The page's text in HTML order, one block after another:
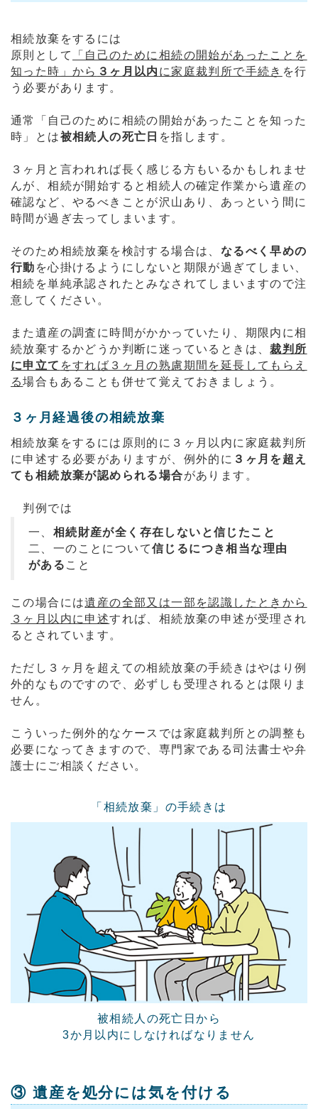
相続放棄をするには
原則として
「自己のために相続の開始があったことを
知った時」から ３ヶ月以内 に家庭裁判所で手続き を行
う必要があります。
通常「自己のために相続の開始があったことを知った
時」とは被相続人の死亡日 を指します。
３ヶ月と言われれば長く感じる方もいるかもしれませ
んが、相続が開始すると相続人の確定作業から遺産の
確認など、やるべきことが沢山あり、あっという間に
時間が過ぎ去ってしまいます。
そのため相続放棄を検討する場合は、 なるべく早めの
行動 を心掛けるようにしないと期限が過ぎてしまい、
相続を単純承認されたとみなされてしまいますので注
意してください。
また遺産の調査に時間がかかっていたり、期限内に相
続放棄するかどうか判断に迷っているときは、裁判所
に申立て をすれば３ヶ月の熟慮期間を延長してもらえ
る場合もあることも併せて覚えておきましょう。
３ヶ月経過後の相続放棄
相続放棄をするには原則的に３ヶ月以内に家庭裁判所
に申述する必要がありますが、例外的に ３ヶ月を超え
ても相続放棄が認められる場合があります。
判例では
一、 相続財産が全く存在しないと信じたこと
二、一のことについて信じるにつき相当な理由
がある こと
この場合には遺産の全部又は一部を認識したときから
３ヶ月以内に申述すれば、相続放棄の申述が受理され
るとされています。
ただし３ヶ月を超えての相続放棄の手続きはやはり例
外的なものですので、必ずしも受理されるとは限りま
せん。
こういった例外的なケースでは家庭裁判所との調整も
必要になってきますので、専門家である司法書士や弁
護士にご相談ください。
「相続放棄」の手続きは
被相続人の死亡日から
3か月以内にしなければなりません
③ 遺産を処分には気を付ける